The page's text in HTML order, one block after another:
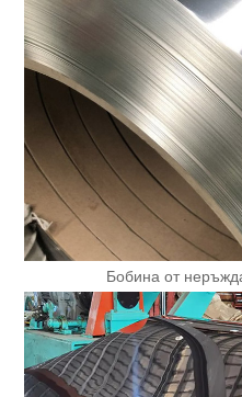
Бобина от